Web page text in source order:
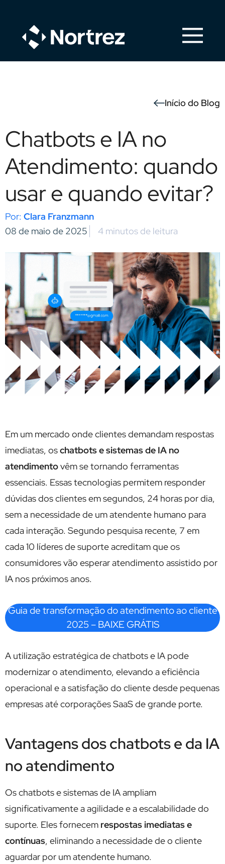
Início do Blog
Chatbots e IA no
Atendimento: quando
usar e quando evitar?
Clara Franzmann
08 de maio de 2025
4 minutos de leitura
Em um mercado onde clientes demandam respostas
imediatas, oschatbots e sistemas de IA no
atendimentovêm se tornando ferramentas
essenciais. Essas tecnologias permitem responder
dúvidas dos clientes em segundos, 24 horas por dia,
sem a necessidade de um atendente humano para
cada interação. Segundo pesquisa recente, 7 em
cada 10 líderes de suporte acreditam que os
consumidores vão esperar atendimento assistido por
IA nos próximos anos.
Guia de transformação do atendimento ao cliente
2025 – BAIXE GRÁTIS
A utilização estratégica de chatbots e IA pode
modernizar o atendimento, elevando a eficiência
operacional e a satisfação do cliente desde pequenas
empresas até corporações SaaS de grande porte.
Vantagens dos chatbots e da IA
no atendimento
Os chatbots e sistemas de IA ampliam
significativamente a agilidade e a escalabilidade do
suporte. Eles fornecem respostas imediatas e
contínuas, eliminando a necessidade de o cliente
aguardar por um atendente humano.